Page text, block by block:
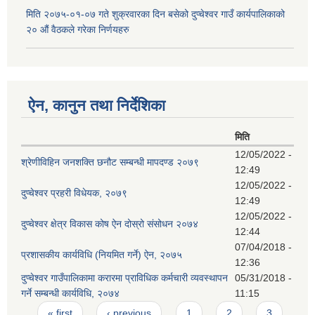
मिति २०७५-०१-०७ गते शुक्रवारका दिन बसेको दुप्चेश्वर गाउँ कार्यपालिकाको
२० औं वैठकले गरेका निर्णयहरु
ऐन, कानुन तथा निर्देशिका
मिति
श्रेणीविहिन जनशक्ति छनौट सम्बन्धी मापदण्ड २०७९
12/05/2022 -
12:49
दुप्चेश्वर प्रहरी विधेयक, २०७९
12/05/2022 -
12:49
दुप्चेश्वर क्षेत्र विकास कोष ऐन दोस्रो संसोधन २०७४
12/05/2022 -
12:44
प्रशासकीय कार्यविधि (नियमित गर्ने) ऐन, २०७५
07/04/2018 -
12:36
दुप्चेश्वर गाउँपालिकामा करारमा प्राविधिक कर्मचारी व्यवस्थापन
गर्ने सम्बन्धी कार्यविधि, २०७४
05/31/2018 -
11:15
« first ‹ previous 1 2 3